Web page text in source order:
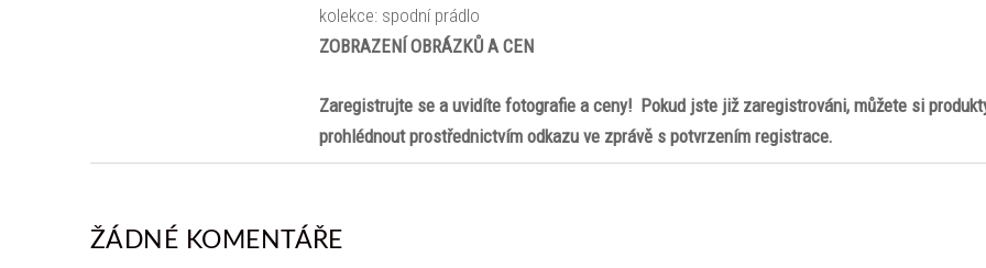
kolekce: spodní prádlo
ZOBRAZENÍ OBRÁZKŮ A CEN
Zaregistrujte se a uvidíte fotografie a ceny! Pokud jste již zaregistrováni, můžete si
prohlédnout prostřednictvím odkazu ve zprávě s potvrzením registrace.
ŽÁDNÉ KOMENTÁŘE